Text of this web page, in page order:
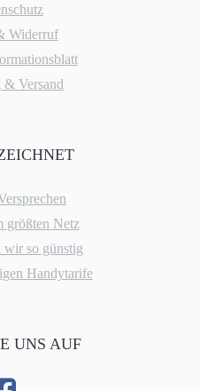
Widerruf
& Versand
größten Netz
wir so günstig
Handytarife
UNS AUF